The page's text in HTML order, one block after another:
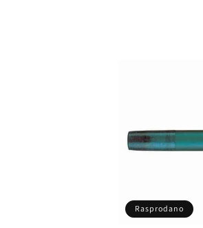
Rasprodano